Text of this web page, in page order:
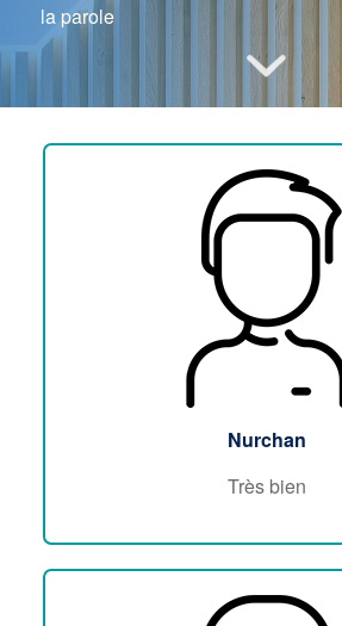
la parole
Nurchan
Très bien